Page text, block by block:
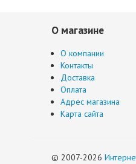
О магазине
О компании
Контакты
Доставка
Оплата
Адрес магазина
Карта сайта
© 2007-2026